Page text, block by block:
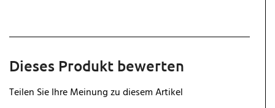
Dieses Produkt bewerten
Teilen Sie Ihre Meinung zu diesem Artikel